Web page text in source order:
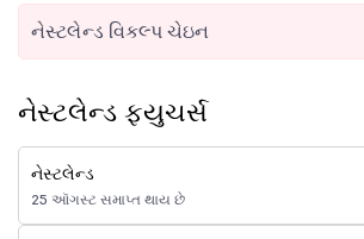
નેસ્ટલેન્ડ વિકલ્પ ચેઇન
નેસ્ટલેન્ડ ફ્યુચર્સ
નેસ્ટલેન્ડ
25 ઑગસ્ટ સમાપ્ત થાય છે